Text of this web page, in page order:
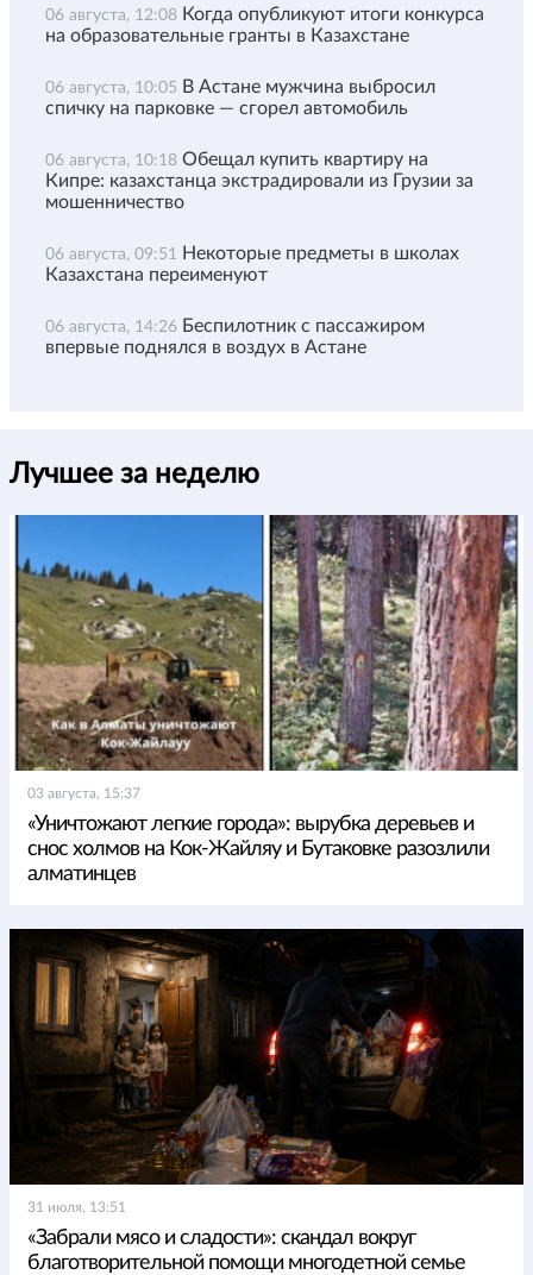
06 августа, 12:08 Когда опубликуют итоги конкурса
на образовательные гранты в Казахстане
06 августа, 10:05 В Астане мужчина выбросил
спичку на парковке — сгорел автомобиль
06 августа, 10:18 Обещал купить квартиру на
Кипре: казахстанца экстрадировали из Грузии за
мошенничество
06 августа, 09:51
Некоторые предметы в школах
Казахстана переименуют
06 августа, 14:26 Беспилотник с пассажиром
впервые поднялся в воздух в Астане
Лучшее за неделю
03 августа, 15:37
«Уничтожают легкие города»: вырубка деревьев и
снос холмов на Кок-Жайляу и Бутаковке разозлили
алматинцев
31 июля, 13:51
«Забрали мясо и сладости»: скандал вокруг
благотворительной помощи многодетной семье